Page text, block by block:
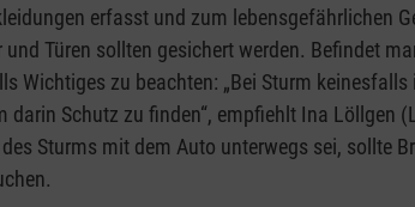
erfasst und zum lebensgefährlichen
Türen sollten gesichert werden. Befindet
Wichtiges zu beachten: „Bei Sturm keinesfalls
darin Schutz zu finden“, empfiehlt Ina Löllgen
Sturms mit dem Auto unterwegs sei, sollte